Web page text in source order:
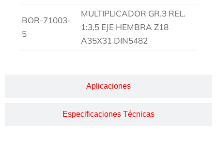
Aplicaciones
Especificaciones Técnicas
BOR-71003-
5
MULTIPLICADOR GR.3 REL.
1:3,5 EJE HEMBRA Z18
A35X31 DIN5482